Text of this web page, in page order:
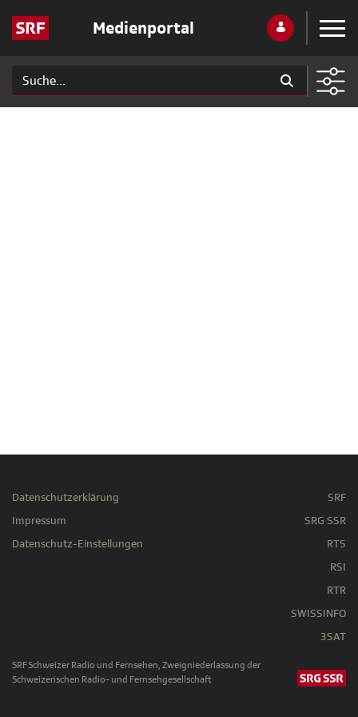
Medienportal
Datenschutzerklärung
Impressum
Datenschutz-Einstellungen
SRF
SRG SSR
RTS
RSI
RTR
SWISSINFO
3SAT
SRF Schweizer Radio und Fernsehen, Zweigniederlassung der
Schweizerischen Radio- und Fernsehgesellschaft